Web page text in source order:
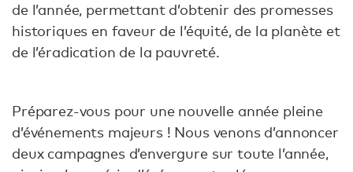
de l’année, permettant d’obtenir des promesses
historiques en faveur de l’équité, de la planète et
de l’éradication de la pauvreté.
Préparez-vous pour une nouvelle année pleine
d’événements majeurs ! Nous venons d’annoncer
deux campagnes d’envergure sur toute l’année,